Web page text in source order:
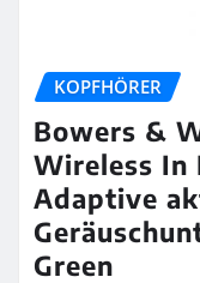
KOPFHÖRER
Bowers &
Wireless In
Adaptive
Green